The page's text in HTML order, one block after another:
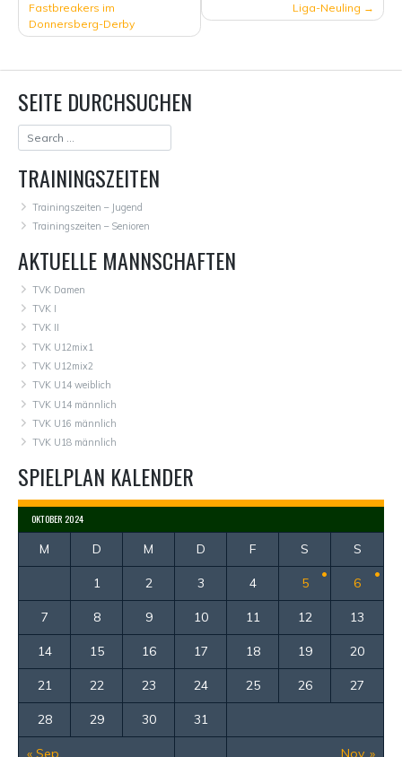
Fastbreakers im
Donnersberg-Derby
Liga-Neuling
SEITE DURCHSUCHEN
TRAININGSZEITEN
Trainingszeiten – Jugend
Trainingszeiten – Senioren
AKTUELLE MANNSCHAFTEN
TVK Damen
TVK I
TVK II
TVK U12mix1
TVK U12mix2
TVK U14 weiblich
TVK U14 männlich
TVK U16 männlich
TVK U18 männlich
SPIELPLAN KALENDER
OKTOBER 2024
M D M D F S S
« Sep. Nov. »
1 2 3 4 5 6
7 8 9 10 11 12 13
14 15 16 17 18 19 20
21 22 23 24 25 26 27
28 29 30 31